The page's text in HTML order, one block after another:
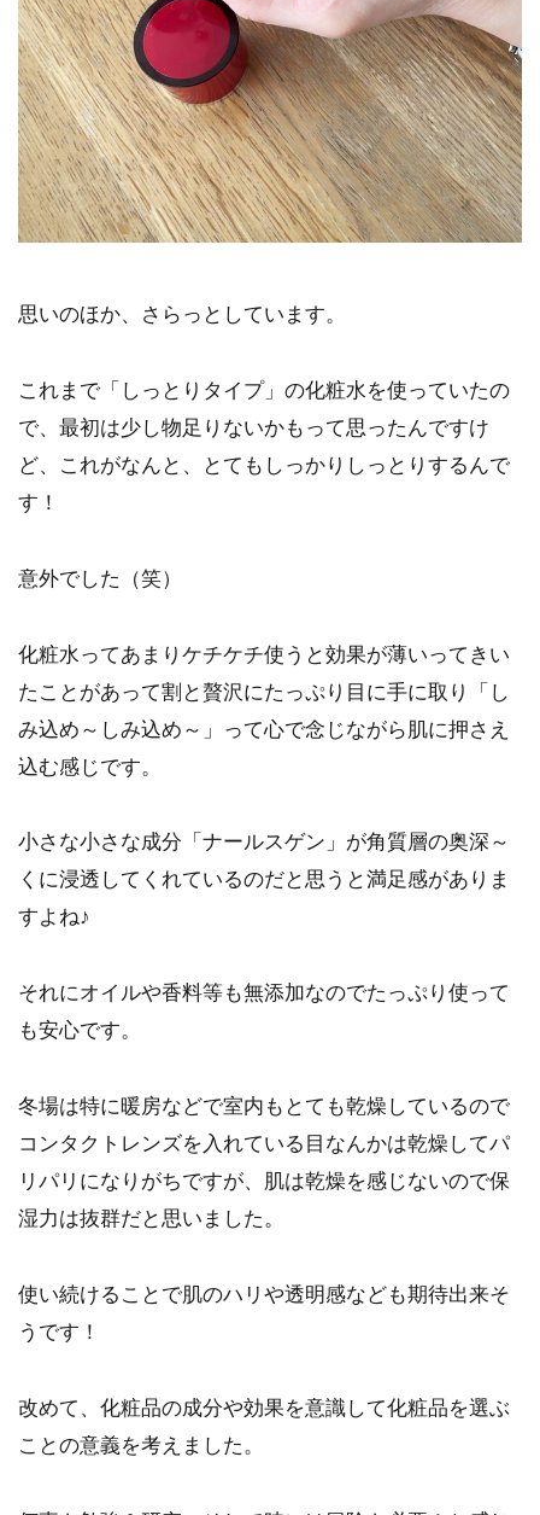
思いのほか、さらっとしています。
これまで「しっとりタイプ」の化粧水を使っていたの
で、最初は少し物足りないかもって思ったんですけ
ど、これがなんと、とてもしっかりしっとりするんで
す！
意外でした（笑）
化粧水ってあまりケチケチ使うと効果が薄いってきい
たことがあって割と贅沢にたっぷり目に手に取り「し
み込め～しみ込め～」って心で念じながら肌に押さえ
込む感じです。
小さな小さな成分「ナールスゲン」が角質層の奥深～
くに浸透してくれているのだと思うと満足感がありま
すよね♪
それにオイルや香料等も無添加なのでたっぷり使って
も安心です。
冬場は特に暖房などで室内もとても乾燥しているので
コンタクトレンズを入れている目なんかは乾燥してパ
リパリになりがちですが、肌は乾燥を感じないので保
湿力は抜群だと思いました。
使い続けることで肌のハリや透明感なども期待出来そ
うです！
改めて、化粧品の成分や効果を意識して化粧品を選ぶ
ことの意義を考えました。